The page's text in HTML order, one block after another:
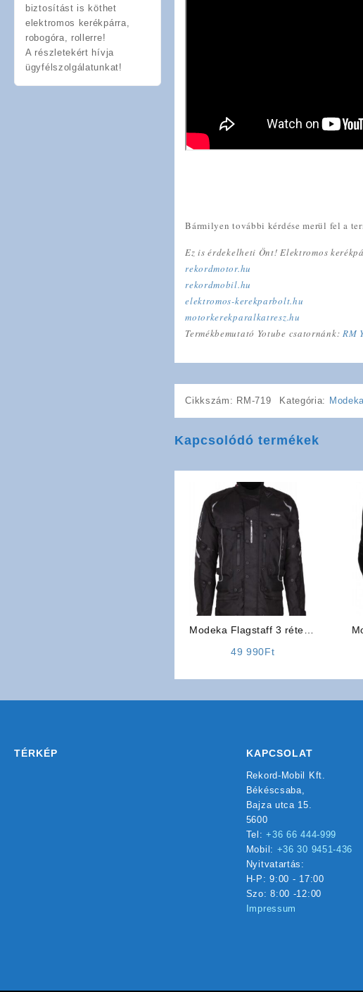
biztosítást is köthet
elektromos kerékpárra,
robogóra, rollerre!
A részletekért hívja
ügyfélszolgálatunkat!
Bármilyen további kérdése merül fel a
Ez is érdekelheti Önt! Elektromos
rekordmotor.hu
rekordmobil.hu
elektromos-kerekparbolt.hu
motorkerekparalkatresz.hu
Termékbemutató Yotube csatornánk: RM
Cikkszám: RM-719 Kategória:
Kapcsolódó termékek
Modeka Flagstaff 3 rétegű
49 990Ft
TÉRKÉP KAPCSOLAT
Rekord-Mobil Kft.
Békéscsaba,
Bajza utca 15.
5600
Tel:+36 66 444-999
Mobil: +36 30 9451-436
Nyitvatartás:
H-P: 9:00 - 17:00
Szo: 8:00 -12:00
Impressum